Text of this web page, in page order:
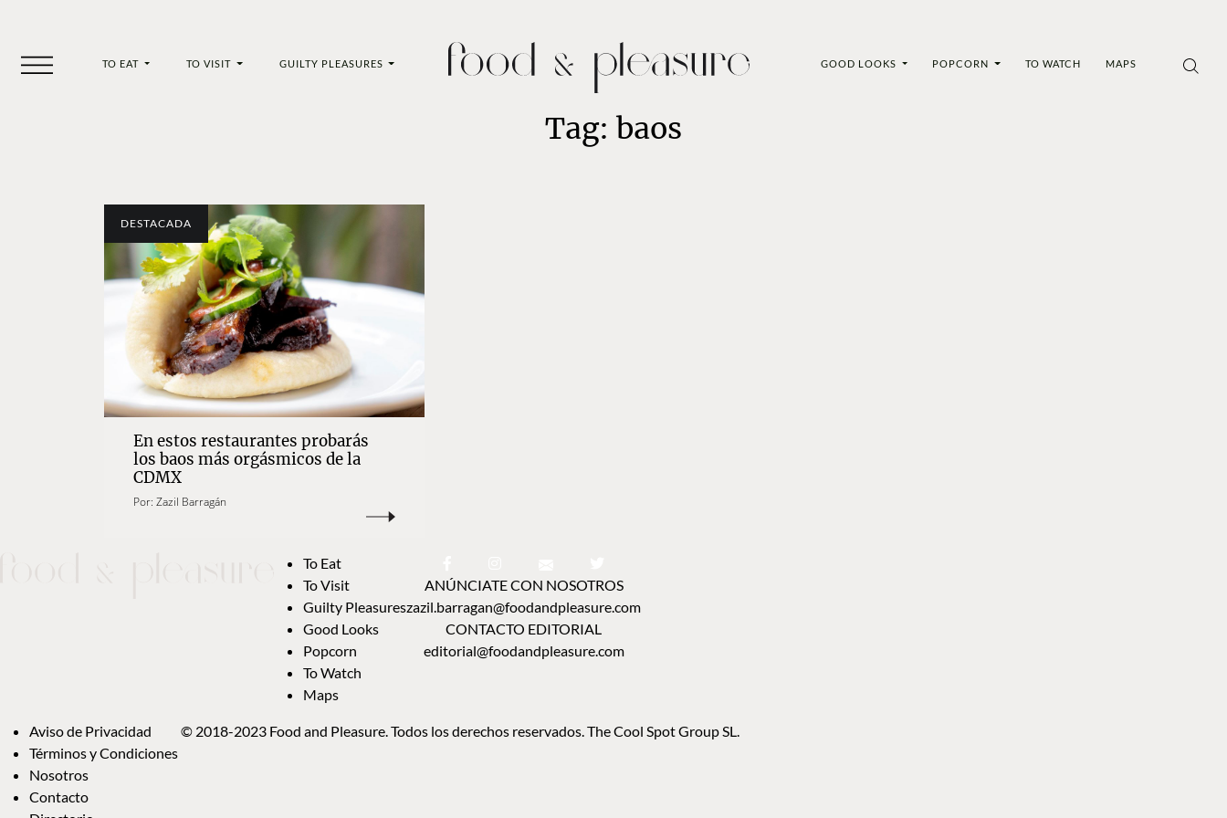
TO EAT TO VISIT GUILTY PLEASURES GOOD LOOKS POPCORN TO WATCH MAPS
Tag: baos
DESTACADA
En estos restaurantes probarás
los baos más orgásmicos de la
CDMX
Por: Zazil Barragán
To Eat
To Visit
Guilty Pleasures
Good Looks
Popcorn
To Watch
Maps
ANÚNCIATE CON NOSOTROS
zazil.barragan@foodandpleasure.com
CONTACTO EDITORIAL
editorial@foodandpleasure.com
Aviso de Privacidad
Términos y Condiciones
Nosotros
Contacto
© 2018-2023 Food and Pleasure. Todos los derechos reservados. The Cool Spot Group SL.